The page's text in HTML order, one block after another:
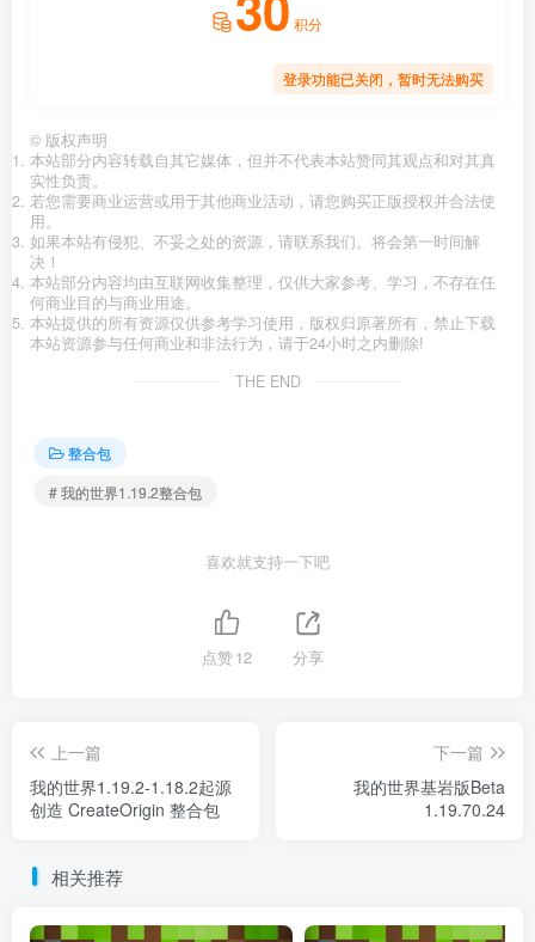
积分
登录功能已关闭，暂时无法购买
© 版权声明
本站部分内容转载自其它媒体，但并不代表本站赞同其观点和对其真
实性负责。
若您需要商业运营或用于其他商业活动，请您购买正版授权并合法使
用。
如果本站有侵犯、不妥之处的资源，请联系我们。将会第一时间解
决！
本站部分内容均由互联网收集整理，仅供大家参考、学习，不存在任
何商业目的与商业用途。
本站提供的所有资源仅供参考学习使用，版权归原著所有，禁止下载
本站资源参与任何商业和非法行为，请于24小时之内删除!
THE END
整合包
# 我的世界1.19.2整合包
喜欢就支持一下吧
点赞12 分享
上一篇
我的世界1.19.2-1.18.2起源
创造 CreateOrigin 整合包
下一篇
我的世界基岩版Beta
1.19.70.24
相关推荐